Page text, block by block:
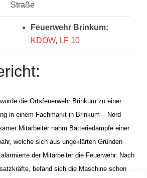
Straße
Feuerwehr Brinkum:
KDOW, LF 10
die Ortsfeuerwehr Brinkum zu einer
in einem Fachmarkt in Brinkum – Nord
Mitarbeiter nahm Batteriedämpfe einer
welche sich aus ungeklärten Gründen
der Mitarbeiter die Feuerwehr. Nach
befand sich die Maschine schon